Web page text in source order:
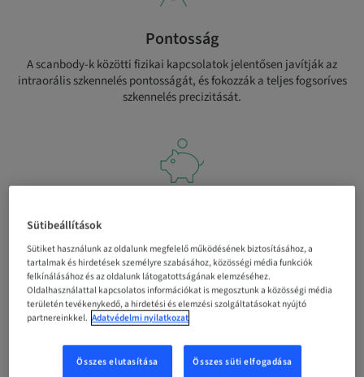
Pontosság
A scanbody-k közötti fizikai kapcsolatok jelentősen javítják az
intraorális szkennelés pontosságát, és fokozzák a teljes fogsoríves
szkennelés precizitását.
helyett, a pénzügyi ráfordítás korlátai nélkül.
Rugalmasság
Sütibeállítások
Sütiket használunk az oldalunk megfelelő működésének biztosításához, a
tartalmak és hirdetések személyre szabásához, közösségi média funkciók
felkínálásához és az oldalunk látogatottságának elemzéséhez.
Oldalhasználattal kapcsolatos információkat is megosztunk a közösségi média
területén tevékenykedő, a hirdetési és elemzési szolgáltatásokat nyújtó
partnereinkkel. Adatvédelmi nyilatkozat
Összes elutasítása Összes süti elfogadása